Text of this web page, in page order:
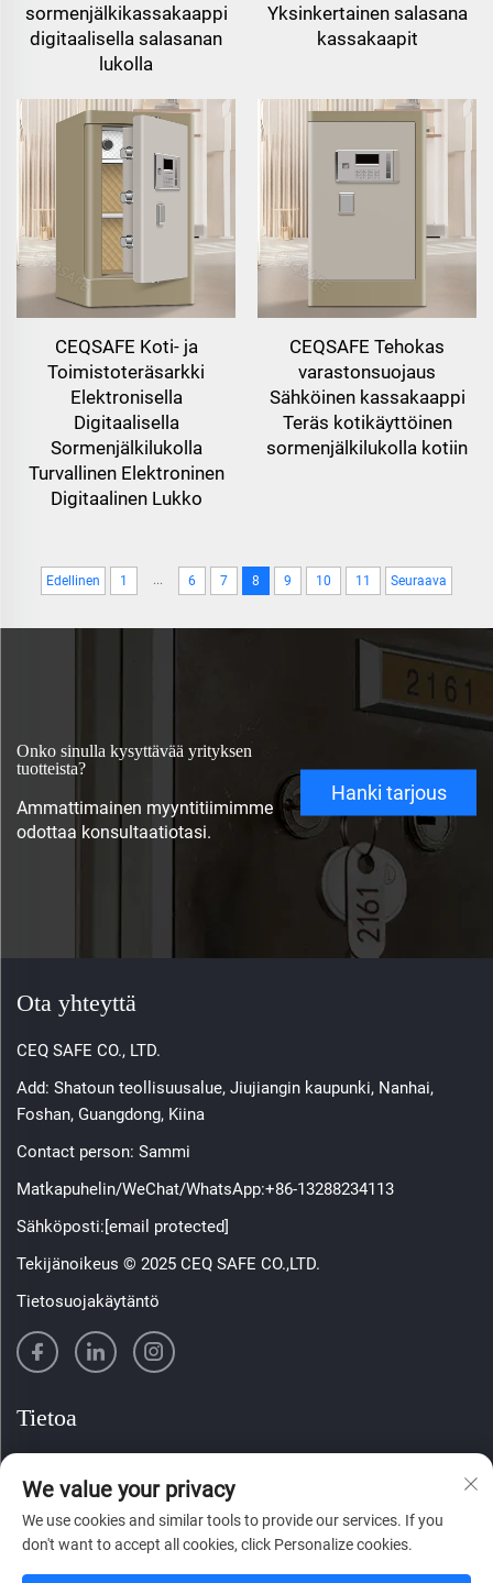
sormenjälkikassakaappi
digitaalisella salasanan
lukolla
Yksinkertainen salasana
kassakaapit
CEQSAFE Koti- ja
Toimistoteräsarkki
Elektronisella
Digitaalisella
Sormenjälkilukolla
Turvallinen Elektroninen
Digitaalinen Lukko
CEQSAFE Tehokas
varastonsuojaus
Sähköinen kassakaappi
Teräs kotikäyttöinen
sormenjälkilukolla kotiin
Edellinen 1 ... 6 7 8 9 10 11 Seuraava
Onko sinulla kysyttävää yrityksen
tuotteista?
Ammattimainen myyntitiimimme
odottaa konsultaatiotasi.
Hanki tarjous
Ota yhteyttä
CEQ SAFE CO., LTD.
Add: Shatoun teollisuusalue, Jiujiangin kaupunki, Nanhai,
Foshan, Guangdong, Kiina
Contact person: Sammi
Matkapuhelin/WeChat/WhatsApp:+86-13288234113
Sähköposti:[email protected]
Tekijänoikeus © 2025 CEQ SAFE CO.,LTD.
Tietosuojakäytäntö
Tietoa
We value your privacy
We use cookies and similar tools to provide our services. If you
don't want to accept all cookies, click Personalize cookies.